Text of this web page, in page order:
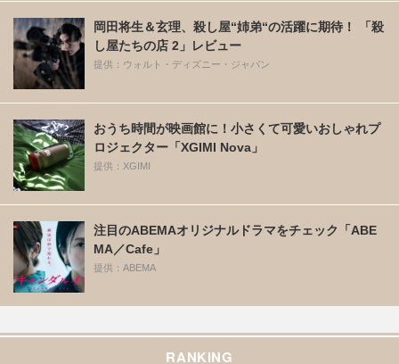
岡田将生＆玄理、殺し屋“姉弟“の活躍に期待！ 「殺
し屋たちの店 2」レビュー
提供：ウォルト・ディズニー・ジャパン
おうち時間が映画館に！小さくて可愛いおしゃれプ
ロジェクター「XGIMI Nova」
提供：XGIMI
注目のABEMAオリジナルドラマをチェック「ABE
MA／Cafe」
提供：ABEMA
RANKING